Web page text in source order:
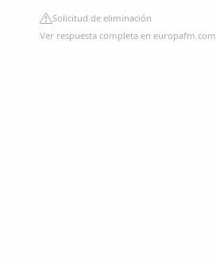
Solicitud de eliminación
Ver respuesta completa en europafm.com